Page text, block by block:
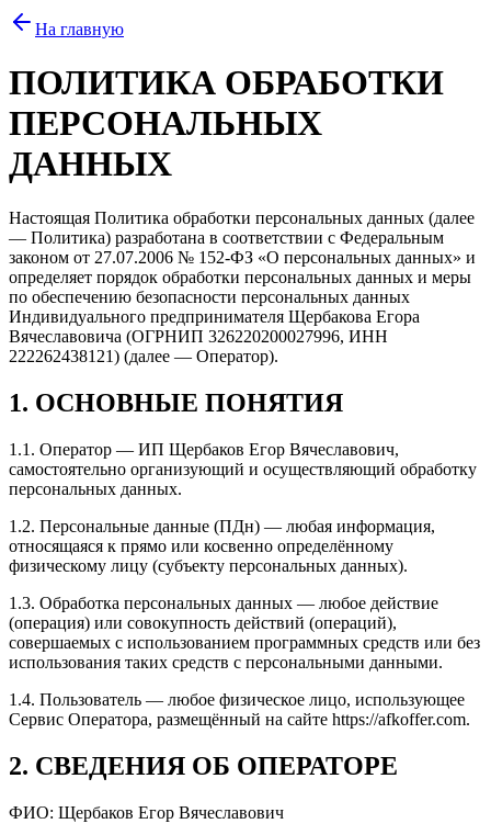
На главную
ПОЛИТИКА ОБРАБОТКИ
ПЕРСОНАЛЬНЫХ
ДАННЫХ
Настоящая Политика обработки персональных данных (далее
— Политика) разработана в соответствии с Федеральным
законом от 27.07.2006 № 152-ФЗ «О персональных данных» и
определяет порядок обработки персональных данных и меры
по обеспечению безопасности персональных данных
Индивидуального предпринимателя Щербакова Егора
Вячеславовича (ОГРНИП 326220200027996, ИНН
222262438121) (далее — Оператор).
1. ОСНОВНЫЕ ПОНЯТИЯ
1.1. Оператор — ИП Щербаков Егор Вячеславович,
самостоятельно организующий и осуществляющий обработку
персональных данных.
1.2. Персональные данные (ПДн) — любая информация,
относящаяся к прямо или косвенно определённому
физическому лицу (субъекту персональных данных).
1.3. Обработка персональных данных — любое действие
(операция) или совокупность действий (операций),
совершаемых с использованием программных средств или без
использования таких средств с персональными данными.
1.4. Пользователь — любое физическое лицо, использующее
Сервис Оператора, размещённый на сайте https://afkoffer.com.
2. СВЕДЕНИЯ ОБ ОПЕРАТОРЕ
ФИО: Щербаков Егор Вячеславович